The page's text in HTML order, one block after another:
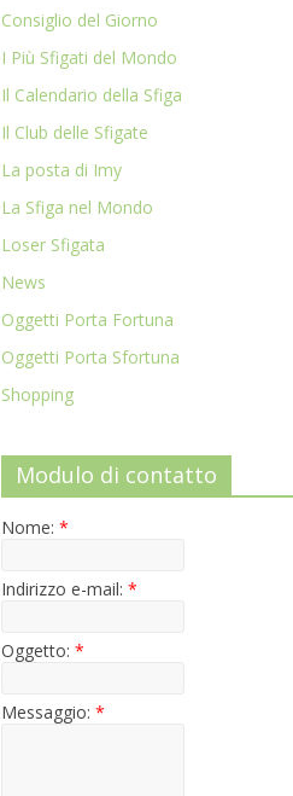
Consiglio del Giorno
I Più Sfigati del Mondo
Il Calendario della Sfiga
Il Club delle Sfigate
La posta di Imy
La Sfiga nel Mondo
Loser Sfigata
News
Oggetti Porta Fortuna
Oggetti Porta Sfortuna
Shopping
Modulo di contatto
Nome: *
Indirizzo e-mail: *
Oggetto: *
Messaggio: *